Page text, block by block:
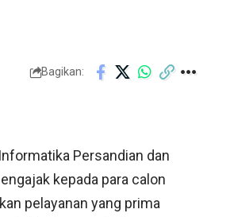
Bagikan:
Persandian dan
kepada para calon
pelayanan yang prima